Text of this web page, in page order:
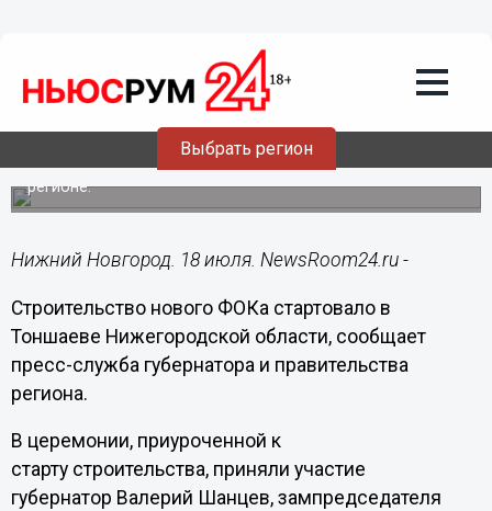
Выбрать регион
18.07.201714:02
Строительство нового ФОКа
стартовало в Тоншаеве
Физкультурно-оздоровительный комплекс станет 37 в
регионе.
Нижний Новгород. 18 июля. NewsRoom24.ru -
Строительство нового ФОКа стартовало в
Тоншаеве Нижегородской области, сообщает
пресс-служба губернатора и правительства
региона.
В церемонии, приуроченной к
старту строительства, приняли участие
губернатор Валерий Шанцев, зампредседателя